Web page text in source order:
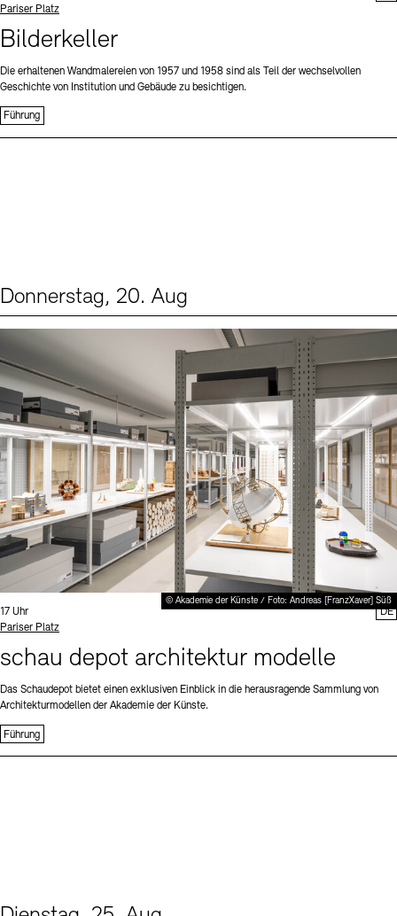
Standort
Pariser Platz
Bilderkeller
Die erhaltenen Wandmalereien von 1957 und 1958 sind als Teil der wechselvollen
Geschichte von Institution und Gebäude zu besichtigen.
Führung
Donnerstag, 20. Aug
© Akademie der Künste / Foto: Andreas [FranzXaver] Süß
Uhrzeit:
17 Uhr
Standort
Pariser Platz
schau depot architektur modelle
Das Schaudepot bietet einen exklusiven Einblick in die herausragende Sammlung von
Architekturmodellen der Akademie der Künste.
Führung
DE